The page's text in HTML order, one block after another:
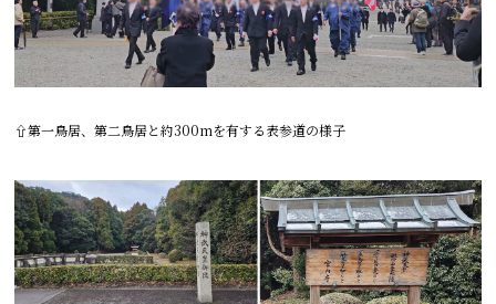
⇧第一鳥居、第二鳥居と約300mを有する表参道の様子